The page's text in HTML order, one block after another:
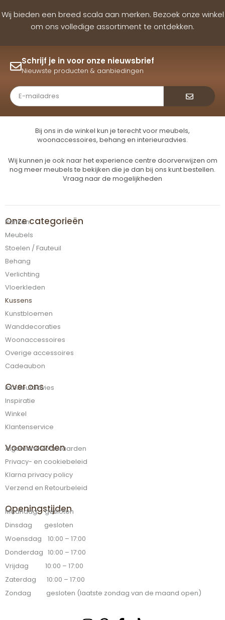
Wij bieden een breed scala aan merken. Bezoek onze winkel
om ons volledige assortiment te ontdekken.
Schrijf je in voor onze nieuwsbrief
Nieuwste producten & aanbiedingen
Bij ons in de winkel kun je terecht voor meubels,
woonaccessoires, behang en interieuradvies.
Wij kunnen je ook naar het experience centre doorverwijzen om
nog meer meubels te bekijken die je dan bij ons kunt bestellen.
Vraag naar de mogelijkheden
Onze categorieën
Banken
Meubels
Stoelen / Fauteuil
Behang
Verlichting
Vloerkleden
Kussens
Kunstbloemen
Wanddecoraties
Woonaccessoires
Overige accessoires
Cadeaubon
Over ons
Interieuradvies
Inspiratie
Winkel
Klantenservice
Voorwaarden
Algemene voorwaarden
Privacy- en cookiebeleid
Klarna privacy policy
Verzend en Retourbeleid
Openingstijden
Maandag gesloten
Dinsdag gesloten
Woensdag 10:00 – 17:00
Donderdag 10:00 – 17:00
Vrijdag 10:00 – 17:00
Zaterdag 10:00 – 17:00
Zondag gesloten (laatste zondag van de maand open)